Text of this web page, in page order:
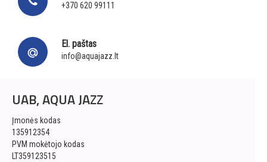
+370 620 99111
El. paštas
info@aquajazz.lt
UAB, AQUA JAZZ
Įmonės kodas
135912354
PVM mokėtojo kodas
LT359123515